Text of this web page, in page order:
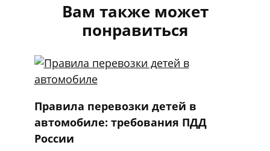
Вам также может
понравиться
Правила перевозки детей в
автомобиле: требования ПДД
России